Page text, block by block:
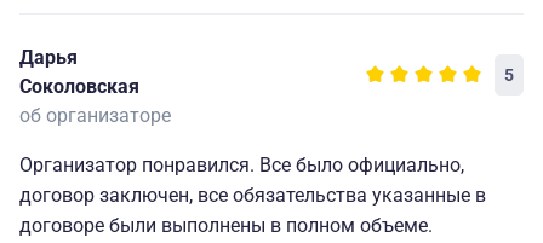
Дарья
Соколовская
5
об организаторе
Организатор понравился. Все было официально,
договор заключен, все обязательства указанные в
договоре были выполнены в полном объеме.